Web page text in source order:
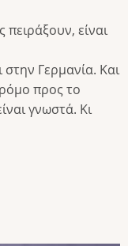
πειράξουν, είναι
Γερμανία. Και
προς το
γνωστά. Κι